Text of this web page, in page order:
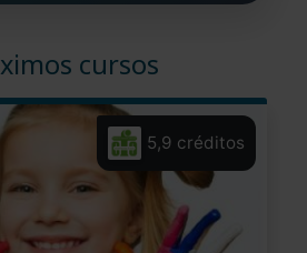
cursos
5,9 créditos